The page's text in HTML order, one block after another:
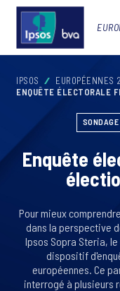
IPSOS EUROPÉENNES
ENQUÊTE ÉLECTORALE
SONDAGE
Enquête
Pour mieux
dans la perspective
Ipsos Sopra Steria,
dispositif
européennes. Ce
interrogé à plusieurs